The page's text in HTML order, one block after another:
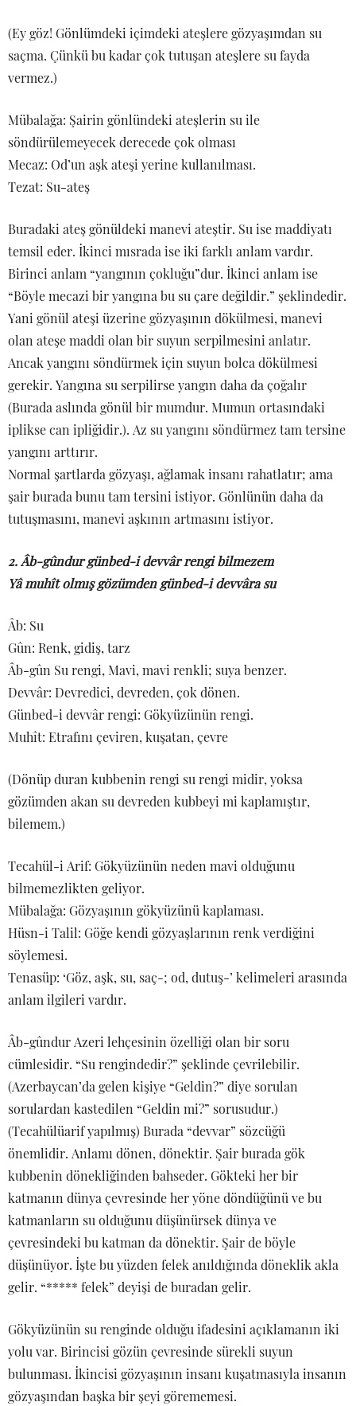
(Ey göz! Gönlümdeki içimdeki ateşlere gözyaşımdan su
saçma. Çünkü bu kadar çok tutuşan ateşlere su fayda
vermez.)
Mübalağa: Şairin gönlündeki ateşlerin su ile
söndürülemeyecek derecede çok olması
Mecaz: Od’un aşk ateşi yerine kullanılması.
Tezat: Su-ateş
Buradaki ateş gönüldeki manevi ateştir. Su ise maddiyatı
temsil eder. İkinci mısrada ise iki farklı anlam vardır.
Birinci anlam “yangının çokluğu”dur. İkinci anlam ise
“Böyle mecazi bir yangına bu su çare değildir.” şeklindedir.
Yani gönül ateşi üzerine gözyaşının dökülmesi, manevi
olan ateşe maddi olan bir suyun serpilmesini anlatır.
Ancak yangını söndürmek için suyun bolca dökülmesi
gerekir. Yangına su serpilirse yangın daha da çoğalır
(Burada aslında gönül bir mumdur. Mumun ortasındaki
iplikse can ipliğidir.). Az su yangını söndürmez tam tersine
yangını arttırır.
Normal şartlarda gözyaşı, ağlamak insanı rahatlatır; ama
şair burada bunu tam tersini istiyor. Gönlünün daha da
tutuşmasını, manevi aşkının artmasını istiyor.
2. Âb-gûndur günbed-i devvâr rengi bilmezem
Yâ muhît olmış gözümden günbed-i devvâra su
Âb: Su
Gûn: Renk, gidiş, tarz
Âb-gûn Su rengi, Mavi, mavi renkli; suya benzer.
Devvâr: Devredici, devreden, çok dönen.
Günbed-i devvâr rengi: Gökyüzünün rengi.
Muhît: Etrafını çeviren, kuşatan, çevre
(Dönüp duran kubbenin rengi su rengi midir, yoksa
gözümden akan su devreden kubbeyi mi kaplamıştır,
bilemem.)
Tecahül-i Arif: Gökyüzünün neden mavi olduğunu
bilmemezlikten geliyor.
Mübalağa: Gözyaşının gökyüzünü kaplaması.
Hüsn-i Talil: Göğe kendi gözyaşlarının renk verdiğini
söylemesi.
Tenasüp: ‘Göz, aşk, su, saç-; od, dutuş-’ kelimeleri arasında
anlam ilgileri vardır.
Âb-gûndur Azeri lehçesinin özelliği olan bir soru
cümlesidir. “Su rengindedir?” şeklinde çevrilebilir.
(Azerbaycan’da gelen kişiye “Geldin?” diye sorulan
sorulardan kastedilen “Geldin mi?” sorusudur.)
(Tecahülüarif yapılmış) Burada “devvar” sözcüğü
önemlidir. Anlamı dönen, dönektir. Şair burada gök
kubbenin dönekliğinden bahseder. Gökteki her bir
katmanın dünya çevresinde her yöne döndüğünü ve bu
katmanların su olduğunu düşünürsek dünya ve
çevresindeki bu katman da dönektir. Şair de böyle
düşünüyor. İşte bu yüzden felek anıldığında döneklik akla
gelir. “***** felek” deyişi de buradan gelir.
Gökyüzünün su renginde olduğu ifadesini açıklamanın iki
yolu var. Birincisi gözün çevresinde sürekli suyun
bulunması. İkincisi gözyaşının insanı kuşatmasıyla insanın
gözyaşından başka bir şeyi görememesi.